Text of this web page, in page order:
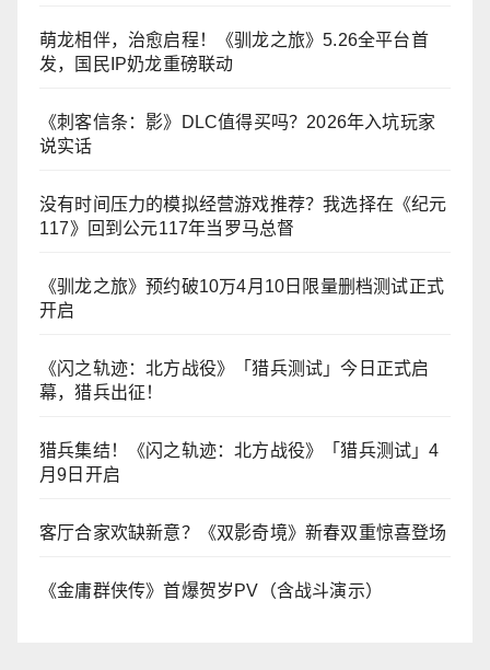
萌龙相伴，治愈启程！《驯龙之旅》5.26全平台首
发，国民IP奶龙重磅联动
《刺客信条：影》DLC值得买吗？2026年入坑玩家
说实话
没有时间压力的模拟经营游戏推荐？我选择在《纪元
117》回到公元117年当罗马总督
《驯龙之旅》预约破10万4月10日限量删档测试正式
开启
《闪之轨迹：北方战役》「猎兵测试」今日正式启
幕，猎兵出征！
猎兵集结！《闪之轨迹：北方战役》「猎兵测试」4
月9日开启
客厅合家欢缺新意？《双影奇境》新春双重惊喜登场
《金庸群侠传》首爆贺岁PV（含战斗演示）